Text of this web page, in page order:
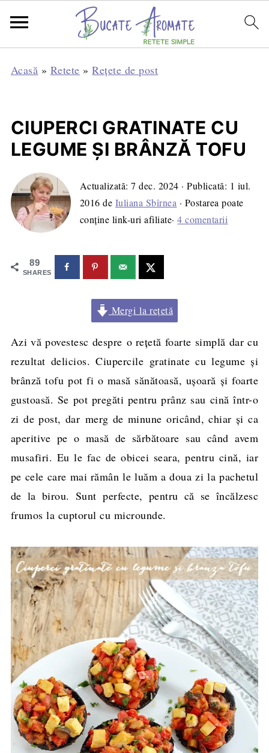
Acasă » Retete »Rețete de post
CIUPERCI GRATINATE CU
LEGUME ŞI BRÂNZĂ TOFU
Actualizată:7 dec. 2024 · Publicată: 1 iul.
2016 de Iuliana Sbîrnea · Postarea poate
conține link-uri afiliate·4 comentarii
89
SHARES
Mergi la rețetă
Azi vă povestesc despre o reţetă foarte simplă dar cu
rezultat delicios. Ciupercile gratinate cu legume şi
brânză tofu pot fi o masă sănătoasă, uşoară şi foarte
gustoasă. Se pot pregăti pentru prânz sau cină într-o
zi de post, dar merg de minune oricând, chiar şi ca
aperitive pe o masă de sărbătoare sau când avem
musafiri. Eu le fac de obicei seara, pentru cină, iar
pe cele care mai rămân le luăm a doua zi la pachetul
de la birou. Sunt perfecte, pentru că se încălzesc
frumos la cuptorul cu microunde.